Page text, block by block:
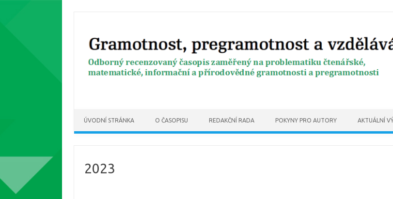
ÚVODNÍ STRÁNKA O ČASOPISU REDAKČNÍ RADA POKYNY PRO AUTORY AKTUÁLNÍ
2023